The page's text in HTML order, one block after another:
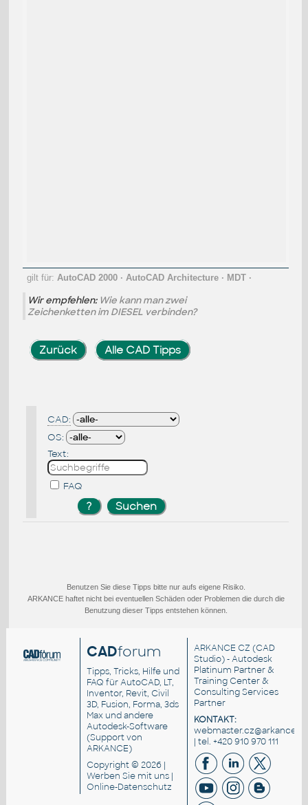
gilt für: AutoCAD 2000· AutoCAD Architecture· MDT·
Wir empfehlen: Wie kann man zwei
Zeichenketten im DIESEL verbinden?
Zurück Alle CAD Tipps
CAD:
OS:
Text:
FAQ
Benutzen Sie diese Tipps bitte nur aufs eigene Risiko.
ARKANCE haftet nicht bei eventuellen Schäden oder Problemen die durch die
Benutzung dieser Tipps entstehen können.
CADforum
Tipps, Tricks, Hilfe und
FAQ für AutoCAD, LT,
Inventor, Revit, Civil
3D, Fusion, Forma, 3ds
Max und andere
Autodesk-Software
(Support von
ARKANCE)
Copyright © 2026 |
Werben Sie mit uns |
Online-Datenschutz
ARKANCE CZ (CAD
Studio) - Autodesk
Platinum Partner &
Training Center &
Consulting Services
Partner
KONTAKT:
| tel. +420 910 970 111